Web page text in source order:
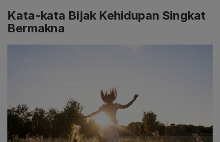
Kata-kata Bijak Kehidupan Singkat
Bermakna